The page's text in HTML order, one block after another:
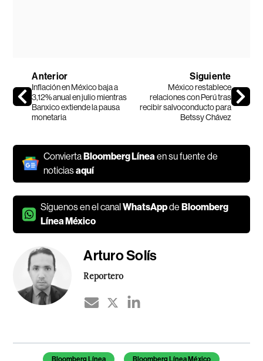
Anterior
Inflación en México baja a
3,12% anual en julio mientras
Banxico extiende la pausa
monetaria
Siguiente
México restablece
relaciones con Perú tras
recibir salvoconducto para
Betssy Chávez
ConviertaBloomberg Línea en su fuente de
noticiasaquí
Síguenos en el canalWhatsAppdeBloomberg
Línea México
Arturo Solís
Reportero
Temas de este artículo
Bloomberg Línea Bloomberg Línea México